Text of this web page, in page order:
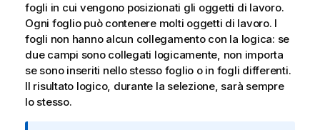
fogli in cui vengono posizionati gli oggetti di lavoro.
Ogni foglio può contenere molti oggetti di lavoro. I
fogli non hanno alcun collegamento con la logica: se
due campi sono collegati logicamente, non importa
se sono inseriti nello stesso foglio o in fogli differenti.
Il risultato logico, durante la selezione, sarà sempre
lo stesso.